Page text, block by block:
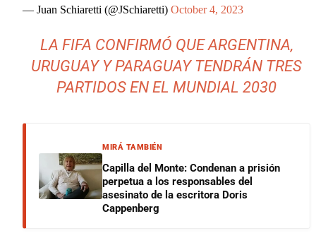
— Juan Schiaretti (@JSchiaretti)October 4, 2023
LA FIFA CONFIRMÓ QUE ARGENTINA,
URUGUAY Y PARAGUAY TENDRÁN TRES
PARTIDOS EN EL MUNDIAL 2030
MIRÁ TAMBIÉN
Capilla del Monte: Condenan a prisión
perpetua a los responsables del
asesinato de la escritora Doris
Cappenberg